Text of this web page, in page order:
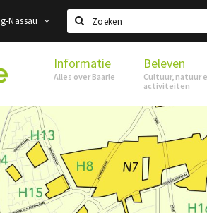
Nassau
Zoeken
Informatie
Alles over Baarle
Beleven
Cultuur, natuur
activiteiten